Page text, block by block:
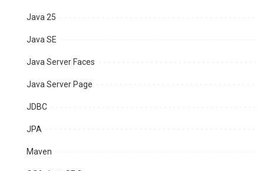
Java 25
Java SE
Java Server Faces
Java Server Page
JDBC
JPA
Maven